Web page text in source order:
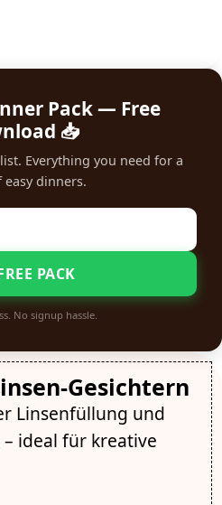
Pack — Free
📥
Everything you need for a
easy dinners.
PACK
No signup hassle.
Gesichtern
Linsenfüllung und
ideal für kreative